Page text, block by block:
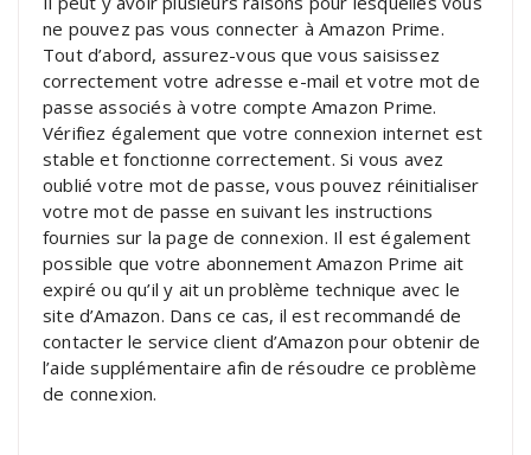
ne pouvez pas vous connecter à Amazon Prime.
Tout d’abord, assurez-vous que vous saisissez
correctement votre adresse e-mail et votre mot de
passe associés à votre compte Amazon Prime.
Vérifiez également que votre connexion internet est
stable et fonctionne correctement. Si vous avez
oublié votre mot de passe, vous pouvez réinitialiser
votre mot de passe en suivant les instructions
fournies sur la page de connexion. Il est également
possible que votre abonnement Amazon Prime ait
expiré ou qu’il y ait un problème technique avec le
site d’Amazon. Dans ce cas, il est recommandé de
contacter le service client d’Amazon pour obtenir de
l’aide supplémentaire afin de résoudre ce problème
de connexion.